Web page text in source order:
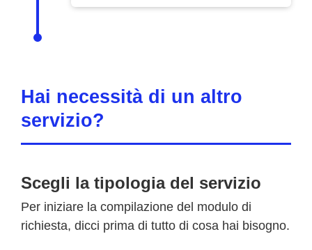
Hai necessità di un altro
servizio?
Scegli la tipologia del servizio
Per iniziare la compilazione del modulo di
richiesta, dicci prima di tutto di cosa hai bisogno.